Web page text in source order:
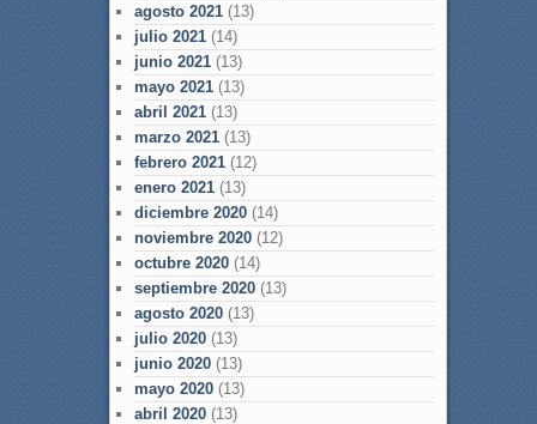
agosto 2021(13)
julio 2021(14)
junio 2021(13)
mayo 2021(13)
abril 2021(13)
marzo 2021(13)
febrero 2021(12)
enero 2021(13)
diciembre 2020(14)
noviembre 2020(12)
octubre 2020(14)
septiembre 2020(13)
agosto 2020(13)
julio 2020(13)
junio 2020(13)
mayo 2020(13)
abril 2020(13)